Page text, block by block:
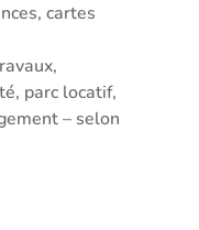
cartes
parc locatif,
– selon